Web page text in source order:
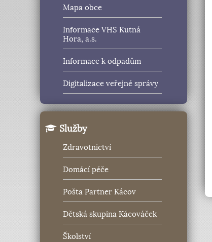
Mapa obce
Informace VHS Kutná
Hora, a.s.
Informace k odpadům
Digitalizace veřejné správy
Služby
Zdravotnictví
Domácí péče
Pošta Partner Kácov
Dětská skupina Kácováček
Školství